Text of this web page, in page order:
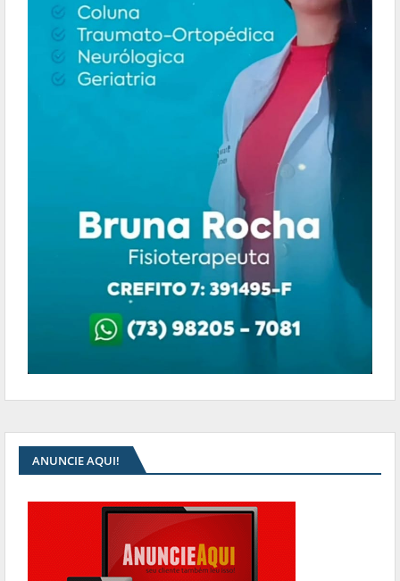
ANUNCIE AQUI!